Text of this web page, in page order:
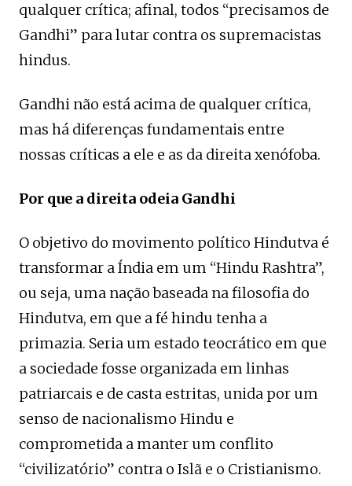
qualquer crítica; afinal, todos “precisamos de
Gandhi” para lutar contra os supremacistas
hindus.
Gandhi não está acima de qualquer crítica,
mas há diferenças fundamentais entre
nossas críticas a ele e as da direita xenófoba.
Por que a direita odeia Gandhi
O objetivo do movimento político Hindutva é
transformar a Índia em um “Hindu Rashtra”,
ou seja, uma nação baseada na filosofia do
Hindutva, em que a fé hindu tenha a
primazia. Seria um estado teocrático em que
a sociedade fosse organizada em linhas
patriarcais e de casta estritas, unida por um
senso de nacionalismo Hindu e
comprometida a manter um conflito
“civilizatório” contra o Islã e o Cristianismo.